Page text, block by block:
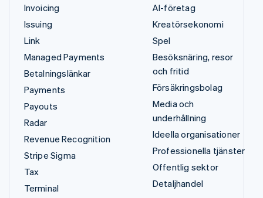
Invoicing
Issuing
Link
Managed Payments
Betalningslänkar
Payments
Payouts
Radar
Revenue Recognition
Stripe Sigma
Tax
Terminal
AI-företag
Kreatörsekonomi
Spel
Besöksnäring, resor
och fritid
Försäkringsbolag
Media och
underhållning
Ideella organisationer
Professionella tjänster
Offentlig sektor
Detaljhandel